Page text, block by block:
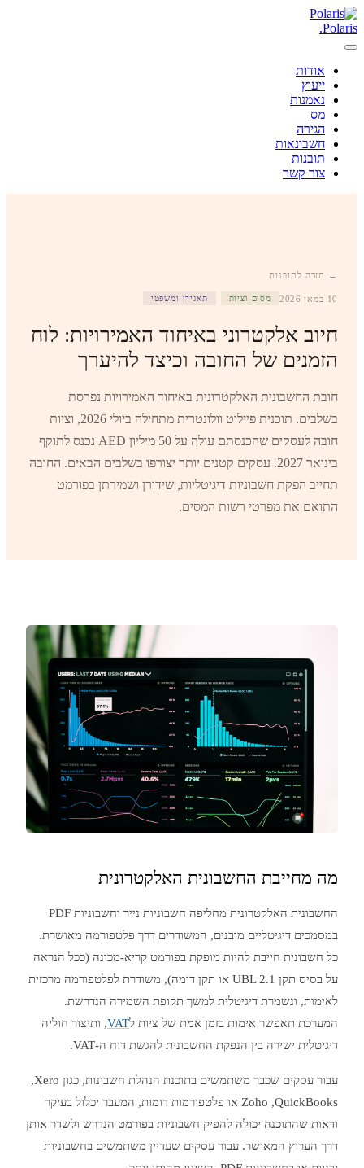
Polaris
.
אודות
ייעוץ
נאמנות
מס
הגירה
חשבונאות
תובנות
צור קשר
← חזרה לתובנות
10 במאי 2026 מסים וציות תאגידי ומשפטי
חיוב אלקטרוני באיחוד האמירויות: לוח
הזמנים של החובה וכיצד להיערך
חובת החשבונית האלקטרונית באיחוד האמירויות נפרסת
בשלבים. תוכנית פיילוט וולונטרית מתחילה ביולי 2026, וציות
חובה לעסקים שהכנסתם עולה על 50 מיליון AED נכנס לתוקף
בינואר 2027. עסקים קטנים יותר יצורפו בשלבים הבאים. החובה
תחייב הפקת חשבוניות דיגיטליות, שידורן ושמירתן בפורמט
התואם את מפרטי רשות המסים.
מה מחייבת החשבונית האלקטרונית
החשבונית האלקטרונית מחליפה חשבוניות נייר וחשבוניות PDF
במסמכים דיגיטליים מובנים, המשודרים דרך פלטפורמה מאושרת.
כל חשבונית חייבת להיות מופקת בפורמט קריא-מכונה (ככל הנראה
על בסיס תקן UBL 2.1 או תקן דומה), משודרת לפלטפורמה מרכזית
לאימות, ונשמרת דיגיטלית למשך תקופת השמירה הנדרשת.
המערכת תאפשר אימות בזמן אמת של ציות לVAT, ותיצור חוליה
דיגיטלית ישירה בין הנפקת החשבונית להגשת דוח ה-VAT.
עבור עסקים שכבר משתמשים בתוכנת הנהלת חשבונות, כגון Xero,‏
QuickBooks,‏ Zoho או פלטפורמות דומות, המעבר יכלול בעיקר
ודאות שהתוכנה יכולה להפיק חשבוניות בפורמט הנדרש ולשדר אותן
דרך הערוץ המאושר. עבור עסקים שעדיין משתמשים בחשבוניות